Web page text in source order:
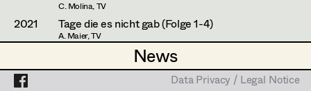
News
News
Data Privacy / Legal Notice
Prop Driver /
Set Dec Driver
Standby Props
Hans Jager
Christoph Kanter
Zora Kats
C. Molina, TV
2021 Tage die es nicht gab (Folge 1-4)
A. Maier, TV
Der Tod kommt nach Venedig
2020 Data Privacy / Legal Notice